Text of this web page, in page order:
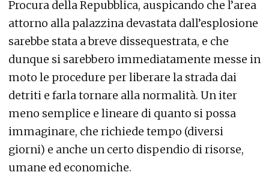
Procura della Repubblica, auspicando che l’area
attorno alla palazzina devastata dall’esplosione
sarebbe stata a breve dissequestrata, e che
dunque si sarebbero immediatamente messe in
moto le procedure per liberare la strada dai
detriti e farla tornare alla normalità. Un iter
meno semplice e lineare di quanto si possa
immaginare, che richiede tempo (diversi
giorni) e anche un certo dispendio di risorse,
umane ed economiche.